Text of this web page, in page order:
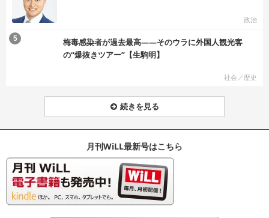
政治
梅毒感染者が過去最高――そのウラに外国人観光客
の“爆抜きツアー”【生駒明】
社会／歴史
5
続きを見る
月刊WiLL最新号はこちら